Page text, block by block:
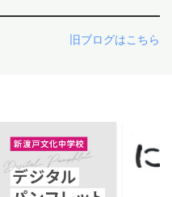
旧ブログはこちら